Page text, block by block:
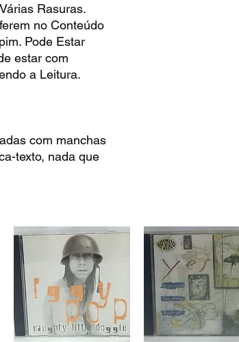
Rasuras.
no Conteúdo
Pode Estar
estar com
a Leitura.
com manchas
texto, nada que